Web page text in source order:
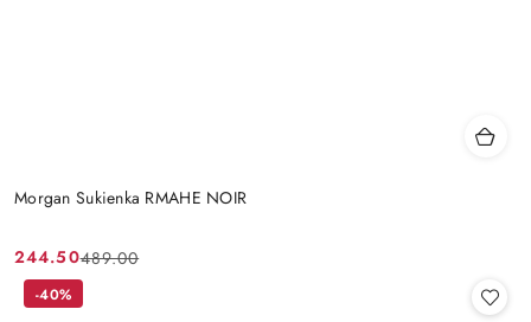
Morgan Sukienka RMAHE NOIR
Cena
promocyjna:
244.50
Cena
przed
489.00
-40%